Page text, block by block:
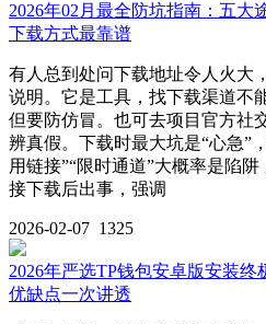
2026年02月最全防坑指南：五大
下载方式最靠谱
有人总到处问下载地址令人火大
说明。它是工具，找下载渠道不
但要防仿冒。也可去项目官方社
辨真假。下载时最大坑是“心急”
用链接”“限时通道”大概率是陷
接下载后出事，强调
2026-02-07 1325
2026年严选TP钱包安卓版安装终
优缺点一次讲透